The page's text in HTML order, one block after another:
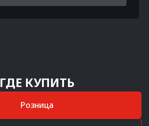
ГДЕ КУПИТЬ
Розница